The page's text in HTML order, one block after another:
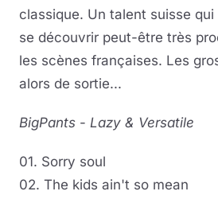
classique. Un talent suisse
se découvrir peut-être très
les scènes françaises. Les
alors de sortie...
BigPants - Lazy & Versatile
01. Sorry soul
02. The kids ain't so mean